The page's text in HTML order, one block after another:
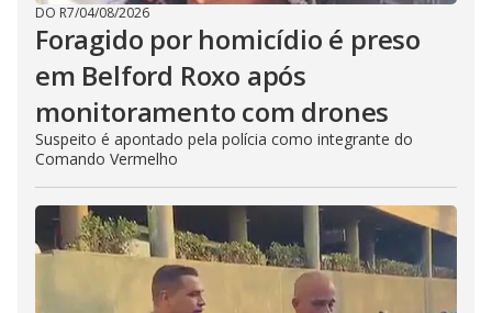
DO R7/04/08/2026
Foragido por homicídio é preso
em Belford Roxo após
monitoramento com drones
Suspeito é apontado pela polícia como integrante do
Comando Vermelho